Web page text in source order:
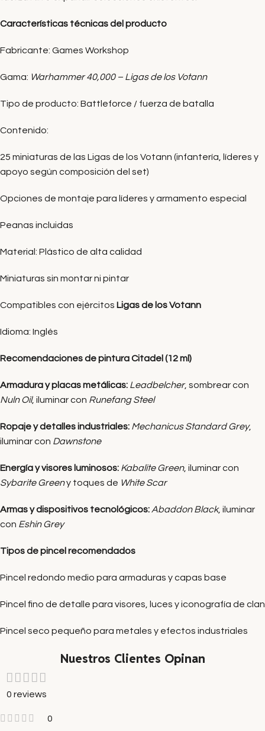
Características técnicas del producto
Fabricante: Games Workshop
Gama: Warhammer 40,000 – Ligas de los Votann
Tipo de producto: Battleforce / fuerza de batalla
Contenido:
25 miniaturas de las Ligas de los Votann (infantería, líderes y
apoyo según composición del set)
Opciones de montaje para líderes y armamento especial
Peanas incluidas
Material: Plástico de alta calidad
Miniaturas sin montar ni pintar
Compatibles con ejércitos Ligas de los Votann
Idioma: Inglés
Recomendaciones de pintura Citadel (12 ml)
Armadura y placas metálicas: Leadbelcher, sombrear con
Nuln Oil, iluminar con Runefang Steel
Ropaje y detalles industriales: Mechanicus Standard Grey,
iluminar con Dawnstone
Energía y visores luminosos: Kabalite Green, iluminar con
Sybarite Greeny toques de White Scar
Armas y dispositivos tecnológicos: Abaddon Black, iluminar
con Eshin Grey
Tipos de pincel recomendados
Pincel redondo medio para armaduras y capas base
Pincel fino de detalle para visores, luces y iconografía de clan
Pincel seco pequeño para metales y efectos industriales
Nuestros Clientes Opinan
0 reviews
0